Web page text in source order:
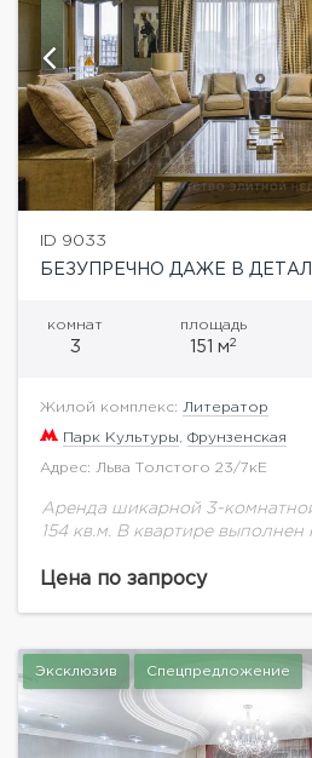
ID 9033
БЕЗУПРЕЧНО ДАЖЕ В
комнат
3
площадь
151 м2
Жилой комплекс: Литератор
Парк Культуры Фрунзенская
Адрес: Льва Толстого 23/7кЕ
Аренда шикарной 3-
154 кв.м. В квартире
индивидуальному проекту.
Цена по запросу
Эксклюзив Спецпредложение